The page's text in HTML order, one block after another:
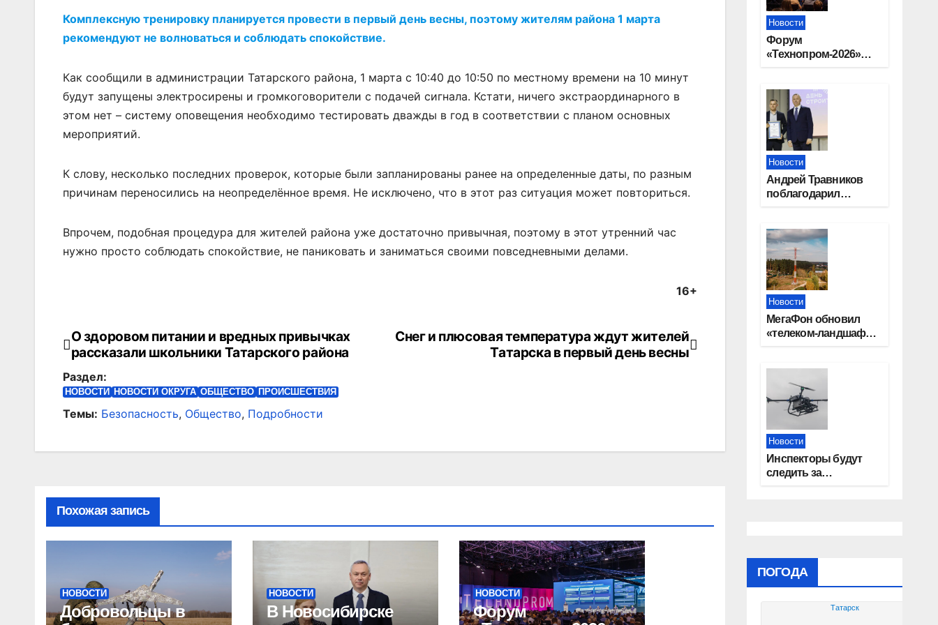
Комплексную тренировку планируется провести в первый день весны, поэтому жителям района 1 марта
рекомендуют не волноваться и соблюдать спокойствие.
Как сообщили в администрации Татарского района, 1 марта с 10:40 до 10:50 по местному времени на 10 минут
будут запущены электросирены и громкоговорители с подачей сигнала. Кстати, ничего экстраординарного в
этом нет – систему оповещения необходимо тестировать дважды в год в соответствии с планом основных
мероприятий.
К слову, несколько последних проверок, которые были запланированы ранее на определенные даты, по разным
причинам переносились на неопределённое время. Не исключено, что в этот раз ситуация может повториться.
Впрочем, подобная процедура для жителей района уже достаточно привычная, поэтому в этот утренний час
нужно просто соблюдать спокойствие, не паниковать и заниматься своими повседневными делами.
16+
Навигация
по
записям
Снег и плюсовая температура ждут жителей
Татарска в первый день весны
О здоровом питании и вредных привычках
рассказали школьники Татарского района
Раздел:
НОВОСТИ НОВОСТИ ОКРУГА ОБЩЕСТВО ПРОИСШЕСТВИЯ
Темы: Безопасность, Общество, Подробности
Похожая запись
НОВОСТИ
Добровольцы в
НОВОСТИ
В Новосибирске
НОВОСТИ
Форум
Новости
Форум
«Технопром-2026»
Новости
Андрей Травников
поблагодарил
в развитие региона
Новости
МегаФон обновил
«телеком-ландшафт»
Новости
Инспекторы будут
следить за
ПОГОДА
Татарск